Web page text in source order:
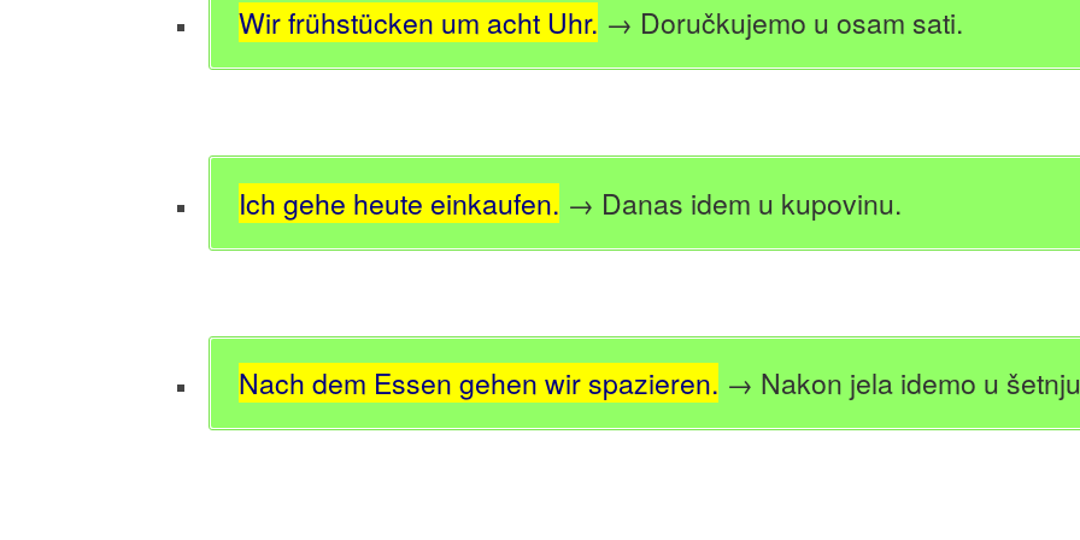
Wir frühstücken um acht Uhr. → Doručkujemo u osam sati.
Ich gehe heute einkaufen. → Danas idem u kupovinu.
Nach dem Essen gehen wir spazieren. → Nakon jela idemo u